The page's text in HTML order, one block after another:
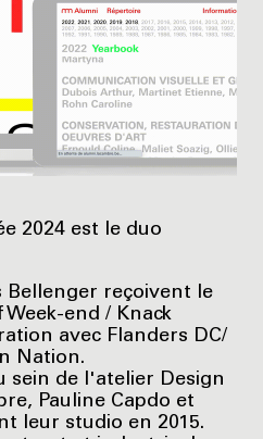
2024 est le duo
Bellenger reçoivent le
end / Knack
avec Flanders DC/
Nation.
sein de l'atelier Design
Pauline Capdo et
leur studio en 2015.